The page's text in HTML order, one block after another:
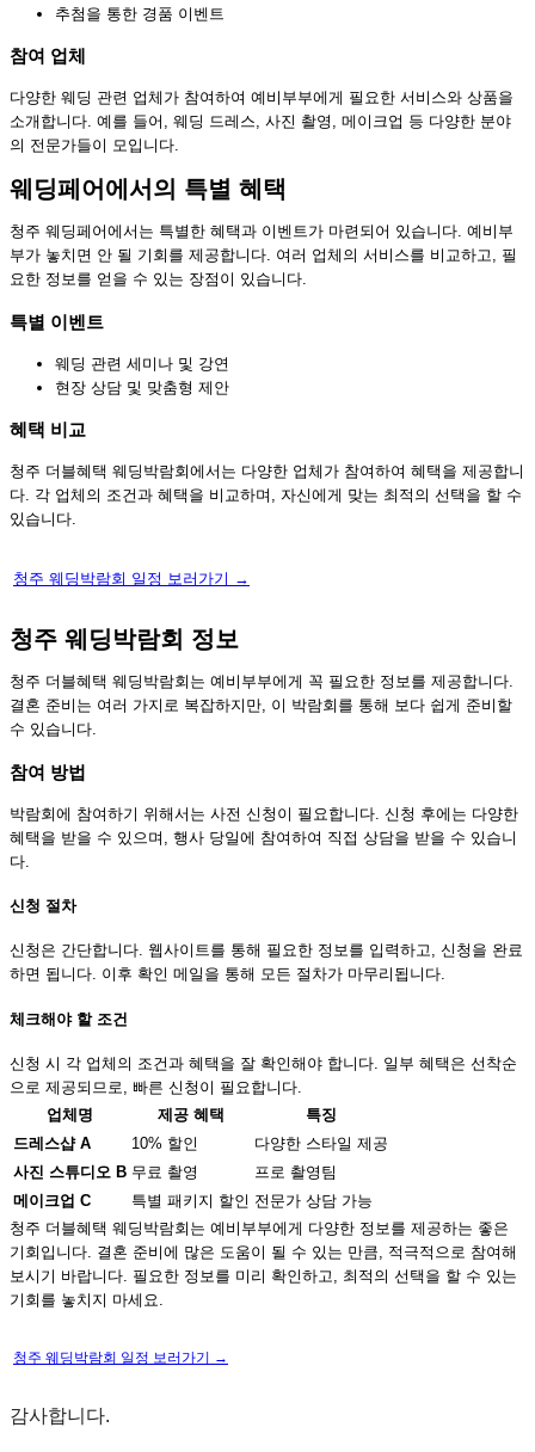
추첨을 통한 경품 이벤트
참여 업체
다양한 웨딩 관련 업체가 참여하여 예비부부에게 필요한 서비스와 상품을
소개합니다. 예를 들어, 웨딩 드레스, 사진 촬영, 메이크업 등 다양한 분야
의 전문가들이 모입니다.
웨딩페어에서의 특별 혜택
청주 웨딩페어에서는 특별한 혜택과 이벤트가 마련되어 있습니다. 예비부
부가 놓치면 안 될 기회를 제공합니다. 여러 업체의 서비스를 비교하고, 필
요한 정보를 얻을 수 있는 장점이 있습니다.
특별 이벤트
웨딩 관련 세미나 및 강연
현장 상담 및 맞춤형 제안
혜택 비교
청주 더블혜택 웨딩박람회에서는 다양한 업체가 참여하여 혜택을 제공합니
다. 각 업체의 조건과 혜택을 비교하며, 자신에게 맞는 최적의 선택을 할 수
있습니다.
청주 웨딩박람회 일정 보러가기 →
청주 웨딩박람회 정보
청주 더블혜택 웨딩박람회는 예비부부에게 꼭 필요한 정보를 제공합니다.
결혼 준비는 여러 가지로 복잡하지만, 이 박람회를 통해 보다 쉽게 준비할
수 있습니다.
참여 방법
박람회에 참여하기 위해서는 사전 신청이 필요합니다. 신청 후에는 다양한
혜택을 받을 수 있으며, 행사 당일에 참여하여 직접 상담을 받을 수 있습니
다.
신청 절차
신청은 간단합니다. 웹사이트를 통해 필요한 정보를 입력하고, 신청을 완료
하면 됩니다. 이후 확인 메일을 통해 모든 절차가 마무리됩니다.
체크해야 할 조건
신청 시 각 업체의 조건과 혜택을 잘 확인해야 합니다. 일부 혜택은 선착순
으로 제공되므로, 빠른 신청이 필요합니다.
업체명
제공 혜택
특징
드레스샵 A
10% 할인
다양한 스타일 제공
사진 스튜디오 B 무료 촬영
프로 촬영팀
메이크업 C
특별 패키지 할인 전문가 상담 가능
청주 더블혜택 웨딩박람회는 예비부부에게 다양한 정보를 제공하는 좋은
기회입니다. 결혼 준비에 많은 도움이 될 수 있는 만큼, 적극적으로 참여해
보시기 바랍니다. 필요한 정보를 미리 확인하고, 최적의 선택을 할 수 있는
기회를 놓치지 마세요.
청주 웨딩박람회 일정 보러가기 →
감사합니다.